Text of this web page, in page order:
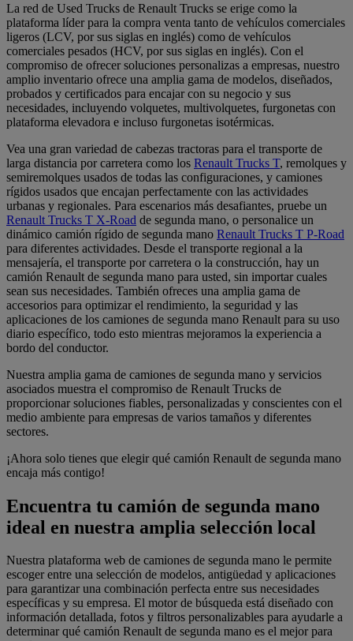
La red de Used Trucks de Renault Trucks se erige como la
plataforma líder para la compra venta tanto de vehículos comerciales
ligeros (LCV, por sus siglas en inglés) como de vehículos
comerciales pesados (HCV, por sus siglas en inglés). Con el
compromiso de ofrecer soluciones personalizas a empresas, nuestro
amplio inventario ofrece una amplia gama de modelos, diseñados,
probados y certificados para encajar con su negocio y sus
necesidades, incluyendo volquetes, multivolquetes, furgonetas con
plataforma elevadora e incluso furgonetas isotérmicas.
Vea una gran variedad de cabezas tractoras para el transporte de
larga distancia por carretera como los Renault Trucks T, remolques y
semiremolques usados de todas las configuraciones, y camiones
rígidos usados que encajan perfectamente con las actividades
urbanas y regionales. Para escenarios más desafiantes, pruebe un
Renault Trucks T X-Road de segunda mano, o personalice un
dinámico camión rígido de segunda mano Renault Trucks T P-Road
para diferentes actividades. Desde el transporte regional a la
mensajería, el transporte por carretera o la construcción, hay un
camión Renault de segunda mano para usted, sin importar cuales
sean sus necesidades. También ofreces una amplia gama de
accesorios para optimizar el rendimiento, la seguridad y las
aplicaciones de los camiones de segunda mano Renault para su uso
diario específico, todo esto mientras mejoramos la experiencia a
bordo del conductor.
Nuestra amplia gama de camiones de segunda mano y servicios
asociados muestra el compromiso de Renault Trucks de
proporcionar soluciones fiables, personalizadas y conscientes con el
medio ambiente para empresas de varios tamaños y diferentes
sectores.
¡Ahora solo tienes que elegir qué camión Renault de segunda mano
encaja más contigo!
Encuentra tu camión de segunda mano
ideal en nuestra amplia selección local
Nuestra plataforma web de camiones de segunda mano le permite
escoger entre una selección de modelos, antigüedad y aplicaciones
para garantizar una combinación perfecta entre sus necesidades
específicas y su empresa. El motor de búsqueda está diseñado con
información detallada, fotos y filtros personalizables para ayudarle a
determinar qué camión Renault de segunda mano es el mejor para